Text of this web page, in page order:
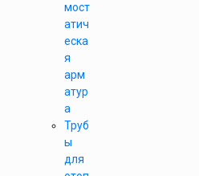
мост
атич
еска
я
арм
атур
а
Труб
ы
для